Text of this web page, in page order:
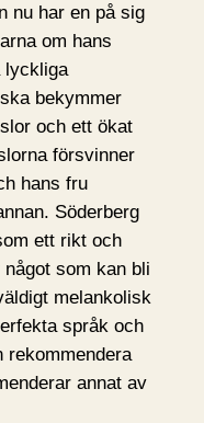
nu har en på sig
om hans
lyckliga
bekymmer
och ett ökat
försvinner
hans fru
Söderberg
ett rikt och
som kan bli
melankolisk
språk och
rekommendera
annat av